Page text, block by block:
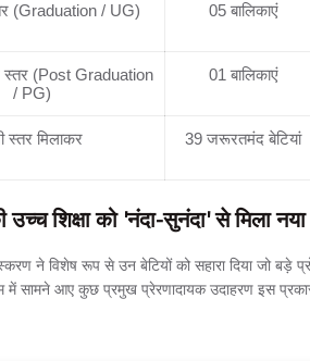
(Graduation / UG) 05 बालिकाएं
स्तर (Post Graduation
/ PG)
01 बालिकाएं
स्तर मिलाकर 39 जरूरतमंद बेटियां
उच्च शिक्षा को 'नंदा-सुनंदा' से मिला
ने विशेष रूप से उन बेटियों को सहारा दिया जो बड़े
में सामने आए कुछ प्रमुख प्रेरणादायक उदाहरण इस